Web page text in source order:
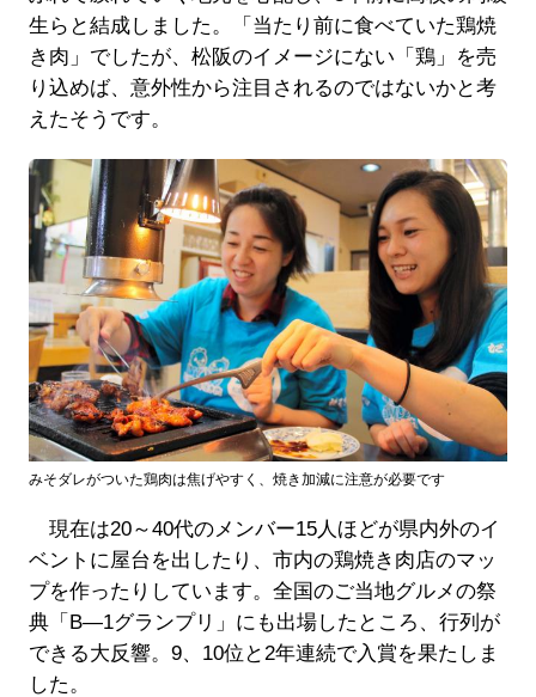
生らと結成しました。「当たり前に食べていた鶏焼
き肉」でしたが、松阪のイメージにない「鶏」を売
り込めば、意外性から注目されるのではないかと考
えたそうです。
みそダレがついた鶏肉は焦げやすく、焼き加減に注意が必要です
現在は20～40代のメンバー15人ほどが県内外のイ
ベントに屋台を出したり、市内の鶏焼き肉店のマッ
プを作ったりしています。全国のご当地グルメの祭
典「B―1グランプリ」にも出場したところ、行列が
できる大反響。9、10位と2年連続で入賞を果たしま
した。